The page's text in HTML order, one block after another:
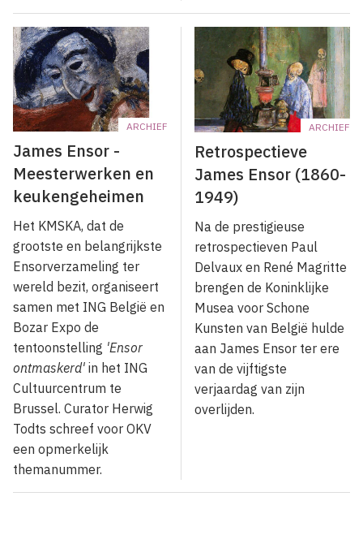
ARCHIEF
James Ensor -
Meesterwerken en
keukengeheimen
Het KMSKA, dat de
grootste en belangrijkste
Ensorverzameling ter
wereld bezit, organiseert
samen met ING België en
Bozar Expo de
tentoonstelling 'Ensor
ontmaskerd' in het ING
Cultuurcentrum te
Brussel. Curator Herwig
Todts schreef voor OKV
een opmerkelijk
themanummer.
ARCHIEF
Retrospectieve
James Ensor (1860-
1949)
Na de prestigieuse
retrospectieven Paul
Delvaux en René Magritte
brengen de Koninklijke
Musea voor Schone
Kunsten van België hulde
aan James Ensor ter ere
van de vijftigste
verjaardag van zijn
overlijden.